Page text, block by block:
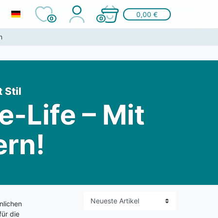
0 0
0,00 €
Stil
Life – Mit
die